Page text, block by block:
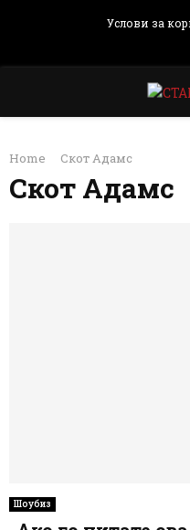
Услови за
PRIMARY
MENU
Home Скот Адамс
Скот Адамс
Шоубиз